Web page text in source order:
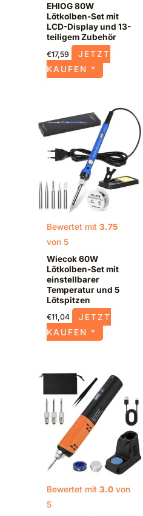
EHIOG 80W
Lötkolben-Set mit
LCD-Display und 13-
teiligem Zubehör
€17,59
JETZT
KAUFEN *
Bewertet mit3.75
von 5
Wiecok 60W
Lötkolben-Set mit
einstellbarer
Temperatur und 5
Lötspitzen
€11,04
JETZT
KAUFEN *
Bewertet mit3.0 von
5